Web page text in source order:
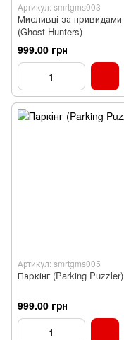
Артикул: smrtgms003
Мисливці за привидами
(Ghost Hunters)
999.00 грн
Артикул: smrtgms005
Паркінг (Parking Puzzler)
999.00 грн